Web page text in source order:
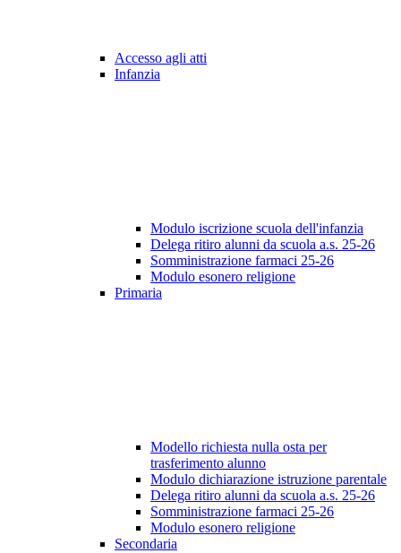
Accesso agli atti
Infanzia
Modulo iscrizione scuola dell'infanzia
Delega ritiro alunni da scuola a.s. 25-26
Somministrazione farmaci 25-26
Modulo esonero religione
Primaria
Modello richiesta nulla osta per
trasferimento alunno
Modulo dichiarazione istruzione parentale
Delega ritiro alunni da scuola a.s. 25-26
Somministrazione farmaci 25-26
Modulo esonero religione
Secondaria